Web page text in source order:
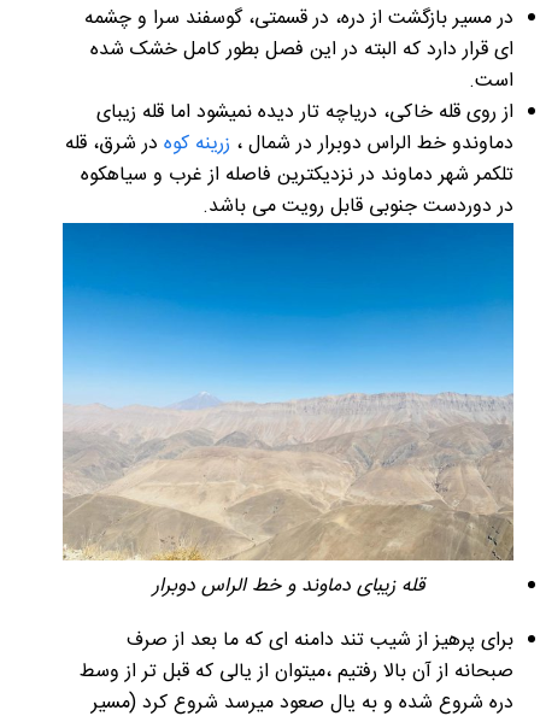
در مسیر بازگشت از دره، در قسمتی، گوسفند سرا و چشمه
ای قرار دارد که البته در این فصل بطور کامل خشک شده
است.
از روی قله خاکی، دریاچه تار دیده نمیشود اما قله زیبای
دماوندو خط الراس دوبرار در شمال ، زرینه کوه در شرق، قله
تلکمر شهر دماوند در نزدیکترین فاصله از غرب و سیاهکوه
در دوردست جنوبی قابل رویت می باشد.
قله زیبای دماوند و خط الراس دوبرار
برای پرهیز از شیب تند دامنه ای که ما بعد از صرف
صبحانه از آن بالا رفتیم ،میتوان از یالی که قبل تر از وسط
دره شروع شده و به یال صعود میرسد شروع کرد (مسیر